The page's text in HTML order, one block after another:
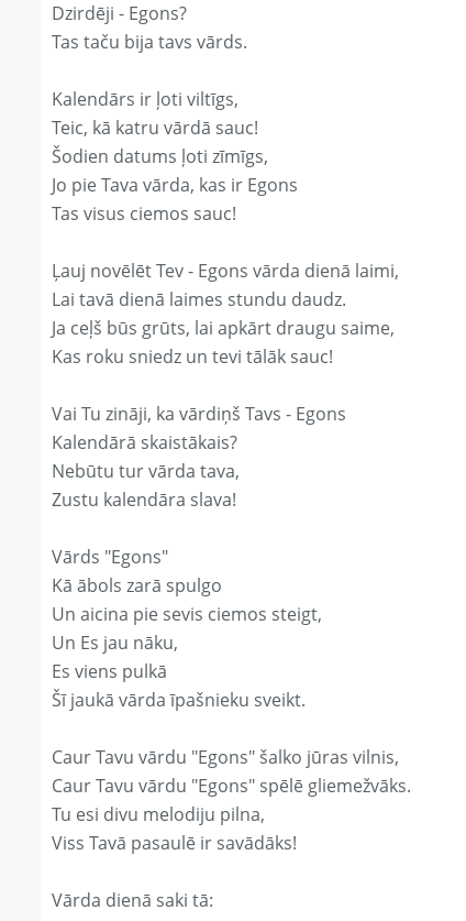
Dzirdēji - Egons?
Tas taču bija tavs vārds.
Kalendārs ir ļoti viltīgs,
Teic, kā katru vārdā sauc!
Šodien datums ļoti zīmīgs,
Jo pie Tava vārda, kas ir Egons
Tas visus ciemos sauc!
Ļauj novēlēt Tev - Egons vārda dienā laimi,
Lai tavā dienā laimes stundu daudz.
Ja ceļš būs grūts, lai apkārt draugu saime,
Kas roku sniedz un tevi tālāk sauc!
Vai Tu zināji, ka vārdiņš Tavs - Egons
Kalendārā skaistākais?
Nebūtu tur vārda tava,
Zustu kalendāra slava!
Vārds "Egons"
Kā ābols zarā spulgo
Un aicina pie sevis ciemos steigt,
Un Es jau nāku,
Es viens pulkā
Šī jaukā vārda īpašnieku sveikt.
Caur Tavu vārdu "Egons" šalko jūras vilnis,
Caur Tavu vārdu "Egons" spēlē gliemežvāks.
Tu esi divu melodiju pilna,
Viss Tavā pasaulē ir savādāks!
Vārda dienā saki tā: